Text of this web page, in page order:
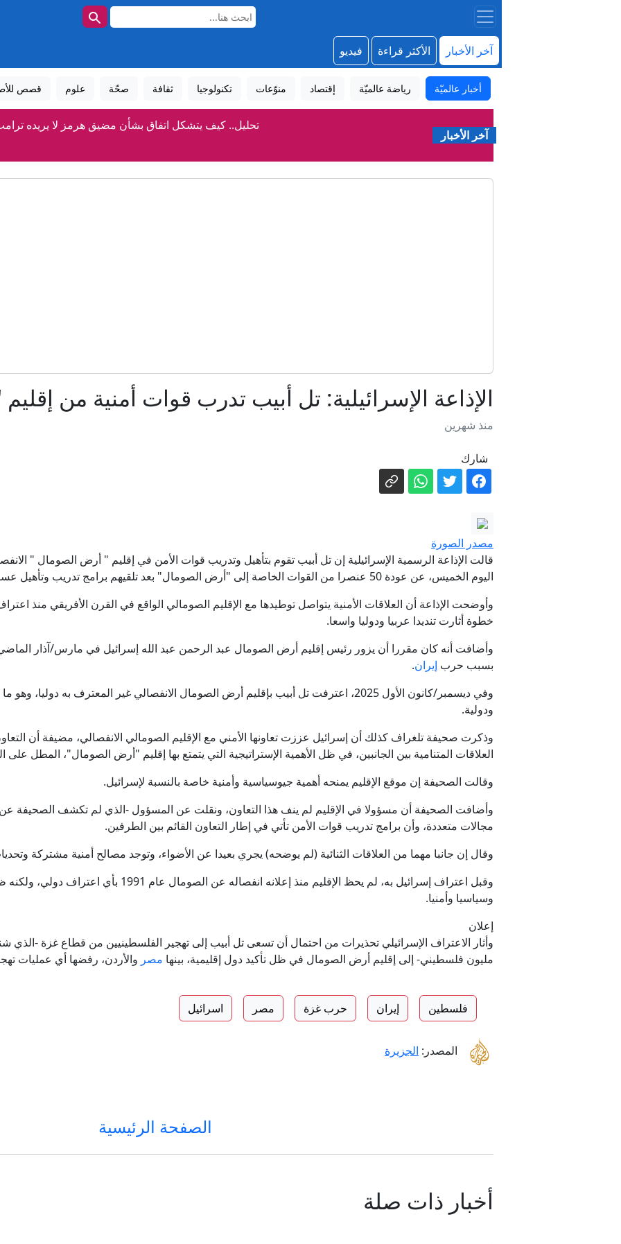
آخر الأخبار الأكثر قراءة فيديو
أخبار عالميّة رياضة عالميّة إقتصاد منوّعات تكنولوجيا ثقافة صحّة علوم قصص
آخر الأخبار
تحليل.. كيف يتشكل اتفاق بشأن مضيق هرمز لا يريده
فوز طبيب أمريكي من أصل مصري في الانتخابات التمهيدية يُربك حسابات
تحذير من الإفراط في تناول مكملات الحديد
رعب في أوروبا.. مسيّرة مفخخة تعطل مطارا ألمانيا
أسنان عمرها 5500 عام تكشف أقدم تفشٍ للطاعون
ترامب: نتحدث مع الإيرانيين وأفضّل التوصل إلى اتفاق لأنني لا أريد
كاتب يهودي يفكك الرواية الإسرائيلية ويوثق "هندسة الإبادة"
إيران.. دوي انفجارين في مضيق هرمز وطهران تكشف تفاصيل
الإذاعة الإسرائيلية: تل أبيب تدرب قوات أمنية من
منذ شهرين
شارك
مصدر الصورة
قالت الإذاعة الرسمية الإسرائيلية إن تل أبيب تقوم بتأهيل وتدريب قوات الأمن في إقليم " أرض الصومال "
اليوم الخميس، عن عودة 50 عنصرا من القوات الخاصة إلى "أرض الصومال" بعد تلقيهم برامج تدريب وتأهيل عسكرية في إسرائيل.
خطوة أثارت تنديدا عربيا ودوليا واسعا.
وأضافت أنه كان مقررا أن يزور رئيس إقليم أرض الصومال عبد الرحمن عبد الله إسرائيل في مارس/آذار
بسبب حرب إيران.
وفي ديسمبر/كانون الأول 2025، اعترفت تل أبيب بإقليم أرض الصومال الانفصالي غير المعترف به
ودولية.
وذكرت صحيفة تلغراف كذلك أن إسرائيل عززت تعاونها الأمني مع الإقليم الصومالي الانفصالي، مضيفة أن
العلاقات المتنامية بين الجانبين، في ظل الأهمية الإستراتيجية التي يتمتع بها إقليم "أرض الصومال"، المطل
وقالت الصحيفة إن موقع الإقليم يمنحه أهمية جيوسياسية وأمنية خاصة بالنسبة لإسرائيل.
وأضافت الصحيفة أن مسؤولا في الإقليم لم ينف هذا التعاون، ونقلت عن المسؤول -الذي لم تكشف الصحيفة
مجالات متعددة، وأن برامج تدريب قوات الأمن تأتي في إطار التعاون القائم بين الطرفين.
وقال إن جانبا مهما من العلاقات الثنائية (لم يوضحه) يجري بعيدا عن الأضواء، وتوجد مصالح أمنية مشتركة
وقبل اعتراف إسرائيل به، لم يحظ الإقليم منذ إعلانه
وسياسيا وأمنيا.
إعلان
مليون فلسطيني- إلى إقليم أرض الصومال في ظل تأكيد دول إقليمية، بينها مصر والأردن، رفضها أي عمليات
فلسطين إيران حرب غزة مصر اسرائيل
المصدر: الجزيرة
الصفحة الرئيسية
أخبار ذات صلة